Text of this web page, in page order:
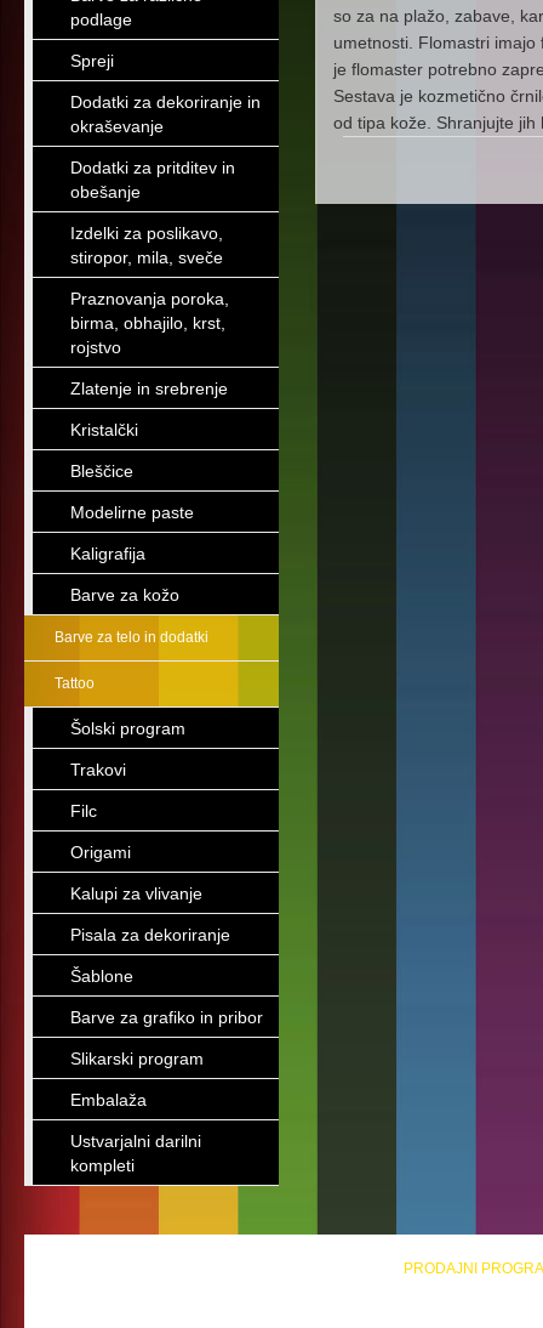
podlage
Spreji
Dodatki za dekoriranje in
okraševanje
Dodatki za pritditev in
obešanje
Izdelki za poslikavo,
stiropor, mila, sveče
Praznovanja poroka,
birma, obhajilo, krst,
rojstvo
Zlatenje in srebrenje
Kristalčki
Bleščice
Modelirne paste
Kaligrafija
Barve za kožo
Barve za telo in dodatki
Tattoo
Šolski program
Trakovi
Filc
Origami
Kalupi za vlivanje
Pisala za dekoriranje
Šablone
Barve za grafiko in pribor
Slikarski program
Embalaža
Ustvarjalni darilni
kompleti
so za na plažo, zabave,
umetnosti. Flomastri
je flomaster potrebno
Sestava je kozmetično
od tipa kože. Shranjujte
PRODAJNI